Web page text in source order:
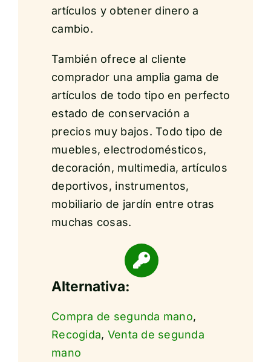
artículos y obtener dinero a
cambio.
También ofrece al cliente
comprador una amplia gama de
artículos de todo tipo en perfecto
estado de conservación a
precios muy bajos. Todo tipo de
muebles, electrodomésticos,
decoración, multimedia, artículos
deportivos, instrumentos,
mobiliario de jardín entre otras
muchas cosas.
Alternativa:
Compra de segunda mano,
Recogida, Venta de segunda
mano